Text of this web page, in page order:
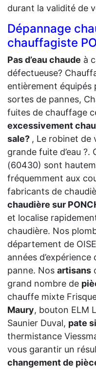
durant la validité de
Dépannage
chauffagiste
Pas d’eau chaude à
défectueuse?
entièrement
sortes de pannes,
fuites de chauffage
excessivement
sale? , Le robinet de
grande fuite d’eau ?.
(60430) sont
fréquemment aux
fabricants de
chaudière sur
et localise
chaudière. Nos
département de
années
panne. Nos artisans
grand nombre de
chauffe mixte
Maury, bouton ELM
Saunier Duval, pate
thermistance
vous garantir un
changement de